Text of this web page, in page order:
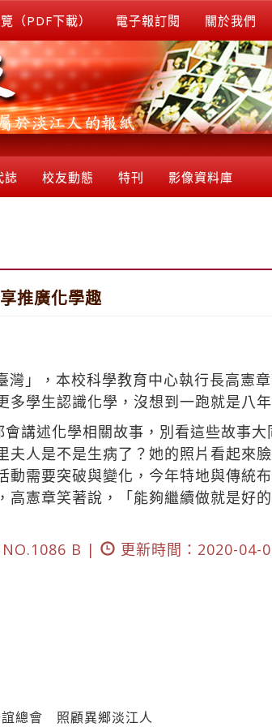
（PDF下載） 電子報訂閱 關於我們
誌 校友動態 特刊 影像資料庫
推廣化學趣
灣」，本校科學教育中心執行長高憲
學生認識化學，沒想到一跑就是八年
講述化學相關故事，別看這些故事
人是不是生病了？她的照片看起來
需要突破與變化，今年特地與傳統
憲章笑著說，「能夠繼續做就是好
NO.1086 B |
更新時間：2020-04-
誼總會 照顧異鄉淡江人